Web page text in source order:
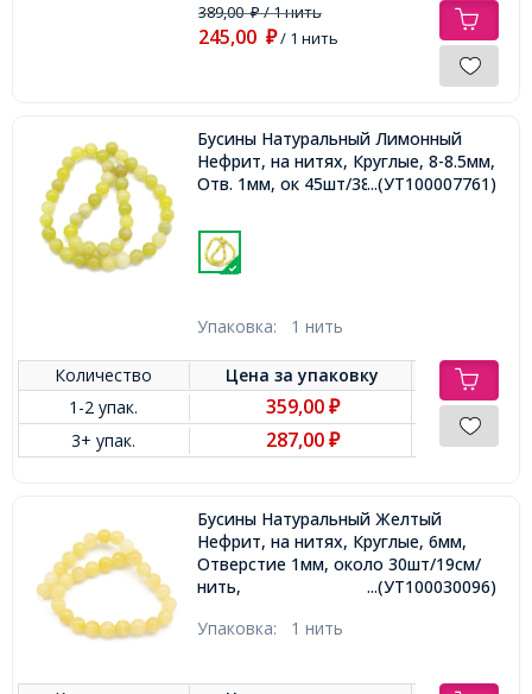
389,00₽/ 1 нить
245,00 ₽/ 1 нить
Бусины Натуральный Лимонный
Нефрит, на нитях, Круглые, 8-8.5мм,
Отв. 1мм, ок 45шт/38см/нить,
...(УТ100007761)
Упаковка: 1 нить
Количество Цена заупаковку
1-2 упак.
359,00 ₽
3+ упак. 287,00 ₽
Бусины Натуральный Желтый
Нефрит, на нитях, Круглые, 6мм,
Отверстие 1мм, около 30шт/19см/
нить,
...(УТ100030096)
Упаковка: 1 нить